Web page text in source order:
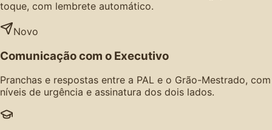
toque, com lembrete automático.
Novo
Comunicação com o Executivo
Pranchas e respostas entre a PAL e o Grão-Mestrado, com
níveis de urgência e assinatura dos dois lados.